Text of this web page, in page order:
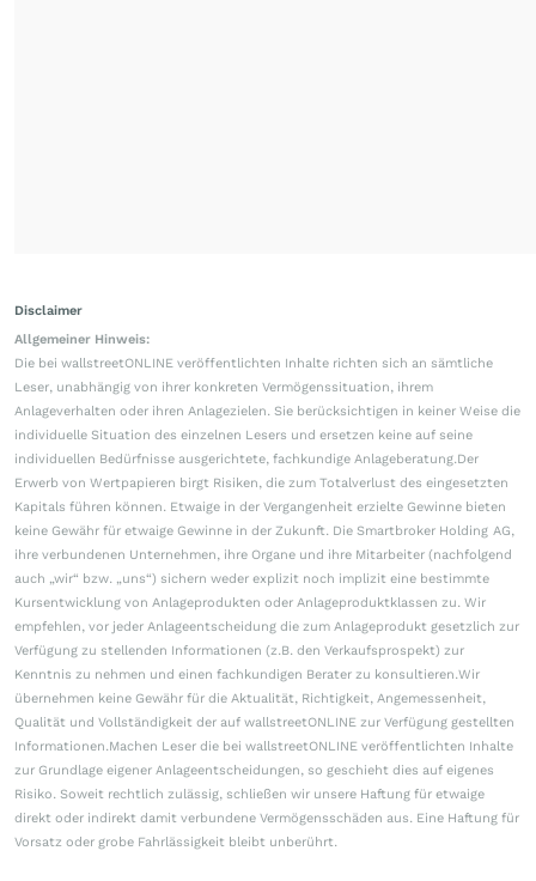
Disclaimer
Allgemeiner Hinweis:
Die bei wallstreetONLINE veröffentlichten Inhalte richten sich an sämtliche
Leser, unabhängig von ihrer konkreten Vermögenssituation, ihrem
Anlageverhalten oder ihren Anlagezielen. Sie berücksichtigen in keiner Weise die
individuelle Situation des einzelnen Lesers und ersetzen keine auf seine
individuellen Bedürfnisse ausgerichtete, fachkundige Anlageberatung.Der
Erwerb von Wertpapieren birgt Risiken, die zum Totalverlust des eingesetzten
Kapitals führen können. Etwaige in der Vergangenheit erzielte Gewinne bieten
keine Gewähr für etwaige Gewinne in der Zukunft. Die Smartbroker Holding AG,
ihre verbundenen Unternehmen, ihre Organe und ihre Mitarbeiter (nachfolgend
auch „wir“ bzw. „uns“) sichern weder explizit noch implizit eine bestimmte
Kursentwicklung von Anlageprodukten oder Anlageproduktklassen zu. Wir
empfehlen, vor jeder Anlageentscheidung die zum Anlageprodukt gesetzlich zur
Verfügung zu stellenden Informationen (z.B. den Verkaufsprospekt) zur
Kenntnis zu nehmen und einen fachkundigen Berater zu konsultieren.Wir
übernehmen keine Gewähr für die Aktualität, Richtigkeit, Angemessenheit,
Qualität und Vollständigkeit der auf wallstreetONLINE zur Verfügung gestellten
Informationen.Machen Leser die bei wallstreetONLINE veröffentlichten Inhalte
zur Grundlage eigener Anlageentscheidungen, so geschieht dies auf eigenes
Risiko. Soweit rechtlich zulässig, schließen wir unsere Haftung für etwaige
direkt oder indirekt damit verbundene Vermögensschäden aus. Eine Haftung für
Vorsatz oder grobe Fahrlässigkeit bleibt unberührt.